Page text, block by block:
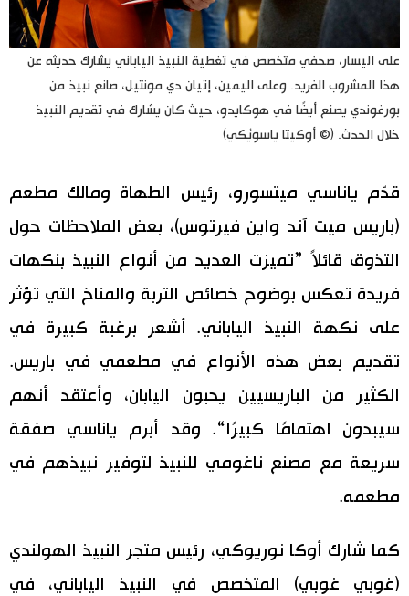
على اليسار، صحفي متخصص في تغطية النبيذ الياباني يشارك حديثه عن
هذا المشروب الفريد. وعلى اليمين، إتيان دي مونتيل، صانع نبيذ من
بورغوندي يصنع أيضًا في هوكايدو، حيث كان يشارك في تقديم النبيذ
خلال الحدث. (© أوكيتا ياسويُكي)
قدّم ياناسي ميتسورو، رئيس الطهاة ومالك مطعم
(باريس ميت آند واين فيرتوس)، بعض الملاحظات حول
التذوق قائلاً ”تميزت العديد من أنواع النبيذ بنكهات
فريدة تعكس بوضوح خصائص التربة والمناخ التي تؤثر
على نكهة النبيذ الياباني. أشعر برغبة كبيرة في
تقديم بعض هذه الأنواع في مطعمي في باريس.
الكثير من الباريسيين يحبون اليابان، وأعتقد أنهم
سيبدون اهتمامًا كبيرًا“. وقد أبرم ياناسي صفقة
سريعة مع مصنع ناغومي للنبيذ لتوفير نبيذهم في
مطعمه.
كما شارك أوكا نوريوكي، رئيس متجر النبيذ الهولندي
(غوبي غوبي) المتخصص في النبيذ الياباني، في